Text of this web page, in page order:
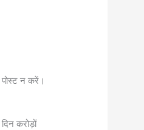
पोस्ट न करें।
करोड़ों